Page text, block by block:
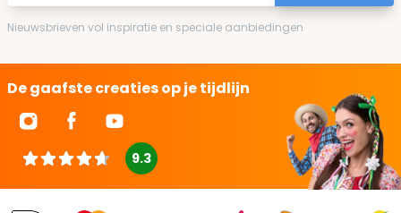
Nieuwsbrieven vol inspiratie en speciale aanbiedingen
De gaafste creaties op je tijdlijn
9.3